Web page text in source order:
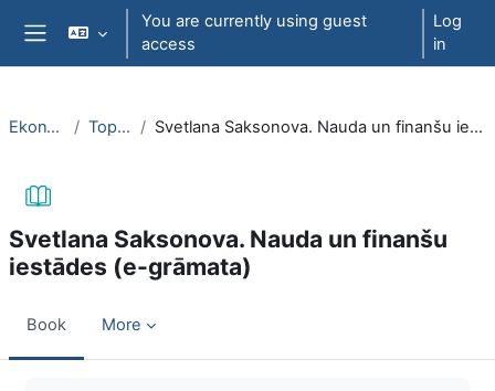
Skip to main content
You are currently using guest
access
Log
in
EkonT000 Topic 28 Svetlana Saksonova. Nauda un finanšu iestādes (e-grāmata)
Svetlana Saksonova. Nauda un finanšu
iestādes (e-grāmata)
Book More